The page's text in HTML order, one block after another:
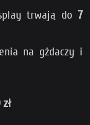
trwają do 7
na gżdaczy i